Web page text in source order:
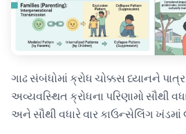
ગાઢ સંબંધોમાં ક્રોધ ચોક્કસ ધ્યાનને
અવ્યવસ્થિત ક્રોધના પરિણામો સૌથી
અને સૌથી વધારે વાર કાઉન્સેલિંગ ખંડમાં